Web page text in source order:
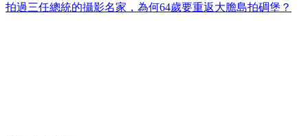
拍過三任總統的攝影名家，為何64歲要重返大膽島拍碉堡？